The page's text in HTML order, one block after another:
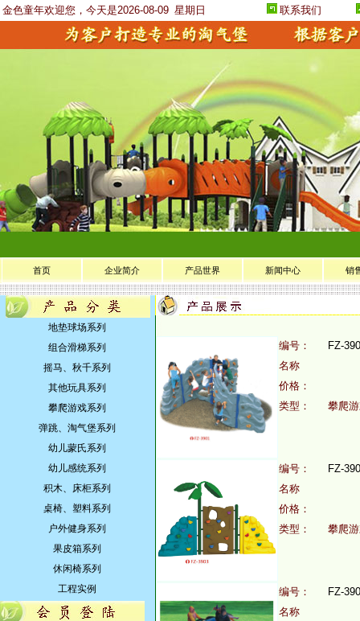
金色童年欢迎您，今天是2026-08-09 星期日 联系我们
首页 企业简介 产品世界 新闻中心 销
地垫球场系列
组合滑梯系列
摇马、秋千系列
其他玩具系列
攀爬游戏系列
弹跳、淘气堡系列
幼儿蒙氏系列
幼儿感统系列
积木、床柜系列
桌椅、塑料系列
户外健身系列
果皮箱系列
休闲椅系列
工程实例
编号：
FZ-
名称
价格：
类型：
攀爬
编号：
FZ-
名称
价格：
类型：
攀爬
编号：
FZ-
名称